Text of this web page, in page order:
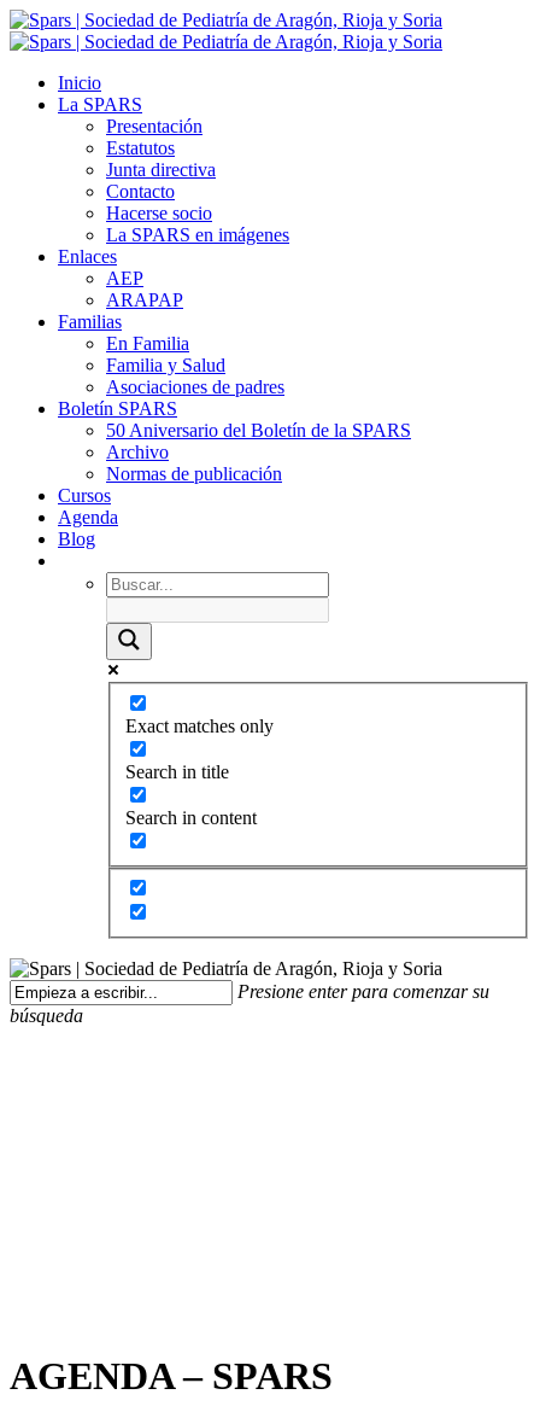
Inicio
La SPARS
Presentación
Estatutos
Junta directiva
Contacto
Hacerse socio
La SPARS en imágenes
Enlaces
AEP
ARAPAP
Familias
En Familia
Familia y Salud
Asociaciones de padres
Boletín SPARS
50 Aniversario del Boletín de la SPARS
Archivo
Normas de publicación
Cursos
Agenda
Blog
Exact matches only
Search in title
Search in content
Presione enter para comenzar su
búsqueda
AGENDA – SPARS